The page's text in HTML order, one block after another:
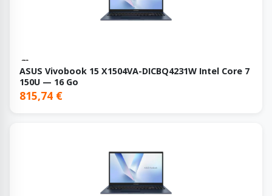
ASUS Vivobook 15 X1504VA-DICBQ4231W Intel Core 7
150U — 16 Go
815,74 €